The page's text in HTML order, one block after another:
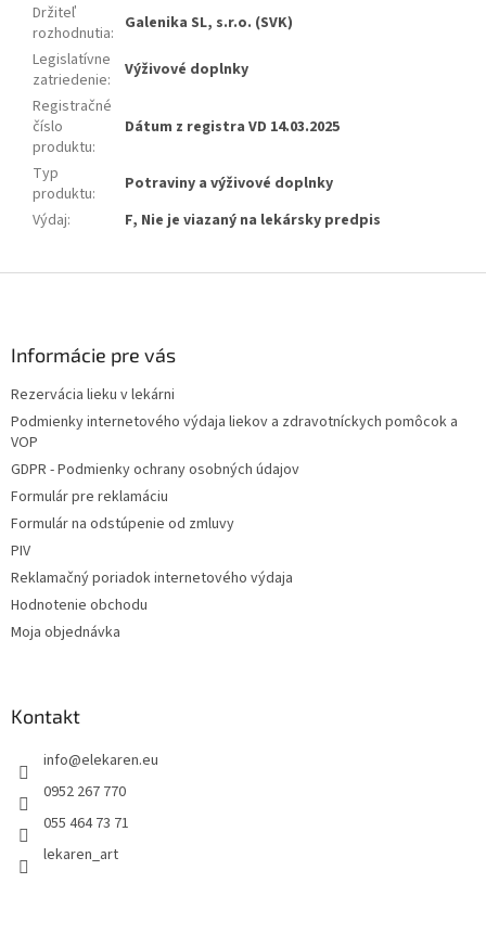
Držiteľ
rozhodnutia: Galenika SL, s.r.o. (SVK)
Legislatívne
zatriedenie:
Výživové doplnky
Registračné
číslo
produktu:
Dátum z registra VD 14.03.2025
Typ
produktu:
Potraviny a výživové doplnky
Výdaj: F, Nie je viazaný na lekársky predpis
Informácie pre vás
Rezervácia lieku v lekárni
Podmienky internetového výdaja liekov a zdravotníckych pomôcok a
VOP
GDPR - Podmienky ochrany osobných údajov
Formulár pre reklamáciu
Formulár na odstúpenie od zmluvy
PIV
Reklamačný poriadok internetového výdaja
Hodnotenie obchodu
Moja objednávka
Kontakt
info@elekaren.eu
0952 267 770
055 464 73 71
lekaren_art